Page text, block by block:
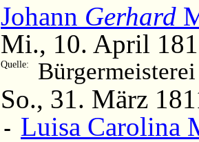
Johann Gerhard
Mi., 10. April
Quelle:
So., 31. März
- Luisa Carolina